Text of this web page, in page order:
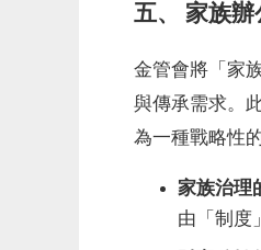
五、 家族
金管會將「家
與傳承需求。
為一種戰略性
家族治理
由「制度